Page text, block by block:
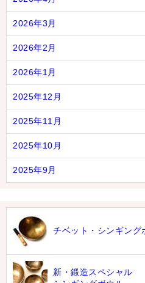
2026年3月
2026年2月
2026年1月
2025年12月
2025年11月
2025年10月
2025年9月
チベット・シンギング
新・鍛造スペシャル